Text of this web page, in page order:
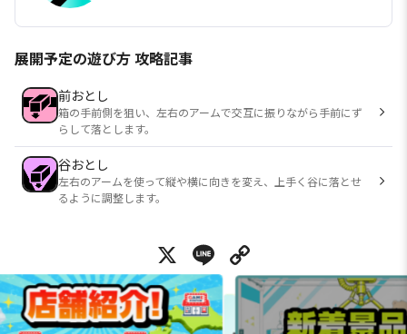
展開予定の遊び方 攻略記事
前おとし
箱の手前側を狙い、左右のアームで交互に振りながら手前にず
らして落とします。
谷おとし
左右のアームを使って縦や横に向きを変え、上手く谷に落とせ
るように調整します。
X Line